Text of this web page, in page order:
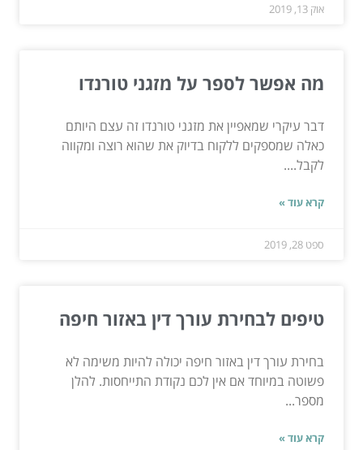
אוק 13, 2019
מה אפשר לספר על מזגני טורנדו
דבר עיקרי שמאפיין את מזגני טורנדו זה עצם היותם
כאלה שמספקים ללקוח בדיוק את שהוא רוצה ומקווה
לקבל....
קרא עוד »
ספט 28, 2019
טיפים לבחירת עורך דין באזור חיפה
בחירת עורך דין באזור חיפה יכולה להיות משימה לא
פשוטה במיוחד אם אין לכם נקודת התייחסות. להלן
מספר...
קרא עוד »